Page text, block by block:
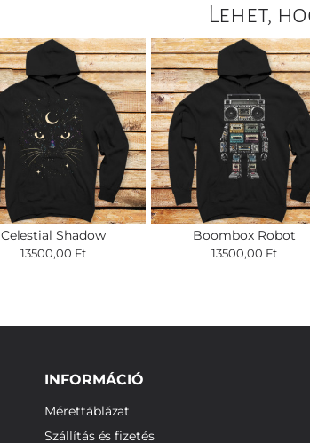
Lehet,
Celestial Shadow
13500,00 Ft
Boombox Robot
13500,00 Ft
INFORMÁCIÓ
Mérettáblázat
Szállítás és fizetés